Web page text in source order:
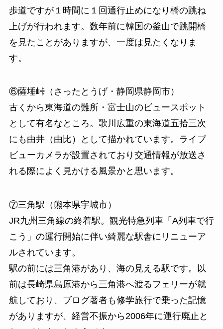
歩道ですが１時間に１回通行止めになり橋の跳ね
上げが行われます。数年前に韓国の釜山で跳開橋
を見たことがありますが、一度は見たくなりま
す。
⑥薩埵峠（さったとうげ・静岡県静岡市）
古くから東海道の難所・富士山のビュースポット
として有名なところ。歌川広重の東海道五拾三次
にも由井（由比）として描かれています。ライブ
ビューカメラが設置されており交通情報が放送さ
れる際によく見かける風景かと思います。
⑦三角駅（熊本県宇城市）
JR九州三角線の終着駅。観光特急列車「A列車で行
こう」の運行開始に伴い綺麗な駅舎にリニューア
ルされています。
駅の前には三角港があり、海の見える駅です。以
前は長崎県島原港から三角港へ渡るフェリーが就
航しており、ブログ著者も修学旅行で乗った記憶
がありますが、経営不振から2006年に運行廃止と